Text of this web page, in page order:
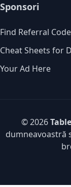
Sponsori
Find Referral
Cheat Sheets for
Your Ad Here
© 2026
dumneavoastră